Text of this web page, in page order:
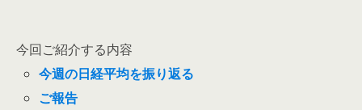
今回ご紹介する内容
今週の日経平均を振り返る
ご報告